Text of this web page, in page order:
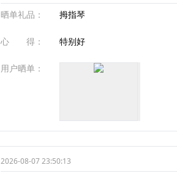
晒单礼品： 拇指琴
心 得： 特别好
用户晒单：
2026-08-07 23:50:13